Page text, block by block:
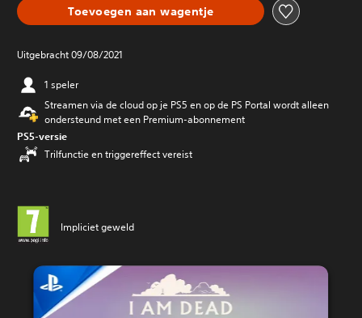
Toevoegen aan wagentje
Uitgebracht 09/08/2021
1 speler
Streamen via de cloud op je PS5 en op de PS Portal wordt alleen
ondersteund met een Premium-abonnement
PS5-versie
Trilfunctie en triggereffect vereist
Impliciet geweld